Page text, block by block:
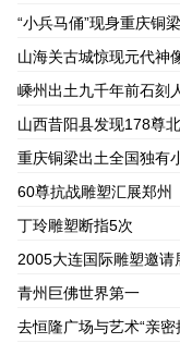
“小兵马俑”现身重庆铜
山海关古城惊现元代神
嵊州出土九千年前石
山西昔阳县发现178尊
重庆铜梁出土全国独有
60尊抗战雕塑汇展郑州
丁玲雕塑断指5次
2005大连国际雕塑邀请
青州巨佛世界第一
去恒隆广场与艺术“亲密